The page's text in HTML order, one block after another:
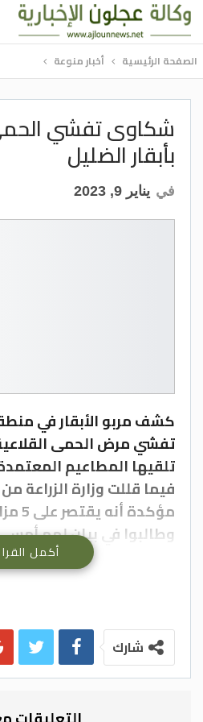
الصفحة الرئيسية أخبار منوعة
شكاوى تفشي
بأبقار الضليل
في يناير 9, 2023
كشف مربو الأبقار في
تفشي مرض الحمى
تلقيها المطاعيم
فيما قللت وزارة الزراعة
مؤكدة أنه يقتصر على 5 مزارع فقط.
وطالبوا في بيان لهم
بفتح تحقيق للوقوف على
بين قطعانهم رغم تلقيها
القطاع الخاص لم تصب
التي تلقت المطعوم
الزراعة.
أدى إلى خسائر فادحة،
أكمل
شارك